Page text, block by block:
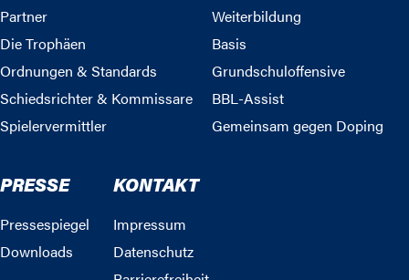
Partner
Die Trophäen
Ordnungen & Standards
Schiedsrichter & Kommissare
Spielervermittler
Weiterbildung
Basis
Grundschuloffensive
BBL-Assist
Gemeinsam gegen Doping
PRESSE
Pressespiegel
Downloads
KONTAKT
Impressum
Datenschutz